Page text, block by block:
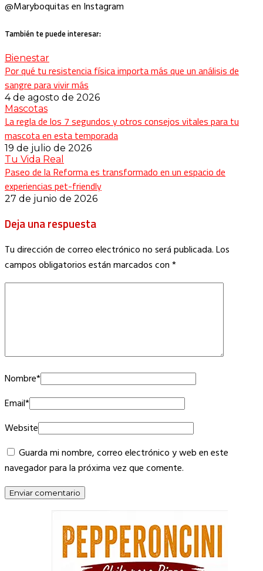
@Maryboquitas en Instagram
También te puede interesar:
Bienestar
Por qué tu resistencia física importa más que un análisis de
sangre para vivir más
4 de agosto de 2026
Mascotas
La regla de los 7 segundos y otros consejos vitales para tu
mascota en esta temporada
19 de julio de 2026
Tu Vida Real
Paseo de la Reforma es transformado en un espacio de
experiencias pet-friendly
27 de junio de 2026
Deja una respuesta
Tu dirección de correo electrónico no será publicada.Los
campos obligatorios están marcados con*
Nombre*
Email*
Website
Guarda mi nombre, correo electrónico y web en este
navegador para la próxima vez que comente.